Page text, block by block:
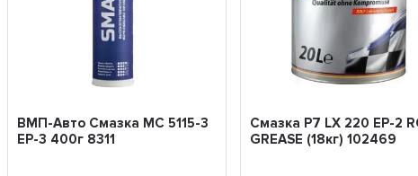
ВМП-Авто Смазка МС 5115-3
EP-3 400г 8311
Смазка P7 LX 220 EP-2
GREASE (18кг) 102469